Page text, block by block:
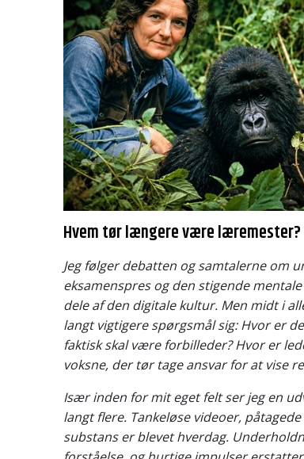
Hvem tør længere være læremester?
Jeg følger debatten og samtalerne om
eksamenspres og den stigende
dele af den digitale kultur. Men midt i
langt vigtigere spørgsmål sig: Hvor er
faktisk skal være forbilleder? Hvor er
voksne, der tør tage ansvar for at vise
Især inden for mit eget felt ser jeg en
langt flere. Tankeløse videoer,
substans er blevet hverdag.